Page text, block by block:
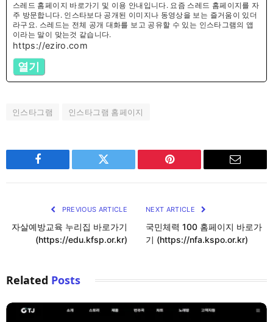
스레드 홈페이지 바로가기 및 이용 안내입니다. 요즘 스레드 홈페이지를 자
주 방문합니다. 인스타보다 공개된 이미지나 동영상을 보는 즐거움이 있더
라구요. 스레드는 전체 공개 대화를 보고 공유할 수 있는 인스타그램의 앱
이라는 말이 맞는것 같습니다.
https://eziro.com
열기
인스타그램 인스타그램 홈페이지
Facebook Twitter Pinterest Email
PREVIOUS ARTICLE
자살예방교육 누리집 바로가기
(https://edu.kfsp.or.kr)
NEXT ARTICLE
국민체력 100 홈페이지 바로가
기 (https://nfa.kspo.or.kr)
Related Posts